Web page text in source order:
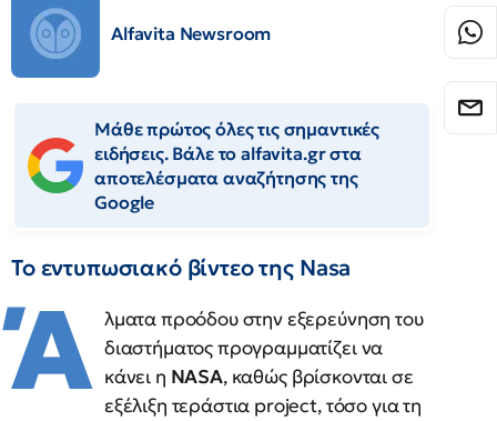
Alfavita Newsroom
Μάθε πρώτος όλες τις σημαντικές
ειδήσεις. Βάλε το alfavita.gr στα
αποτελέσματα αναζήτησης της
Google
Το εντυπωσιακό βίντεο της Nasa
Ά λματα προόδου στην εξερεύνηση του
διαστήματος προγραμματίζει να
κάνει η NASA, καθώς βρίσκονται σε
εξέλιξη τεράστια project, τόσο για τη